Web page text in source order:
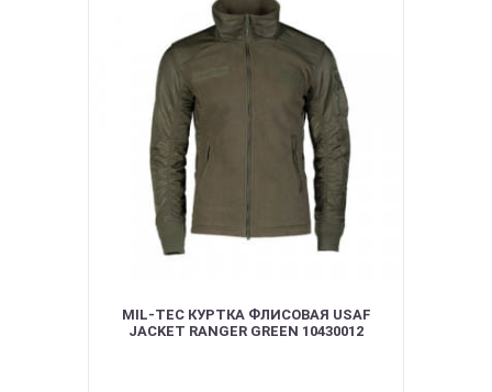
MIL-TEC КУРТКА ФЛИСОВАЯ USAF
JACKET RANGER GREEN 10430012